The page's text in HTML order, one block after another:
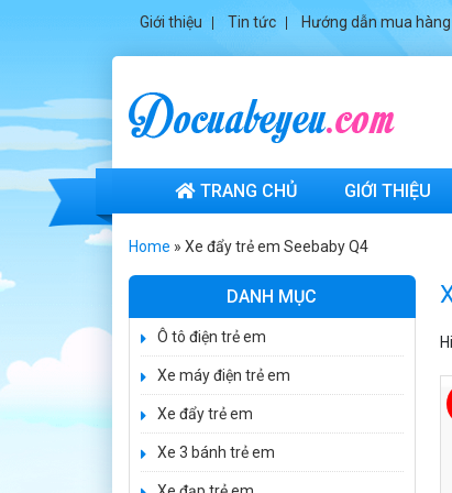
Giới thiệu Tin tức Hướng dẫn mua hàng
TRANG CHỦ GIỚI THIỆU
Home » Xe đẩy trẻ em Seebaby Q4
DANH MỤC
Ô tô điện trẻ em
Xe máy điện trẻ em
Xe đẩy trẻ em
Xe 3 bánh trẻ em
750.000 ₫
350.000 ₫
Xe máy điện trẻ
em KS-518
Xe máy điện trẻ